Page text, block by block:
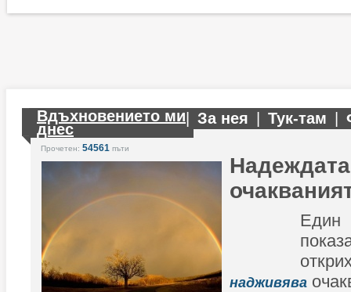
Вдъхновението ми
днес
За нея Тук-там
Прочетен: 54561 пъти
Един
надживява